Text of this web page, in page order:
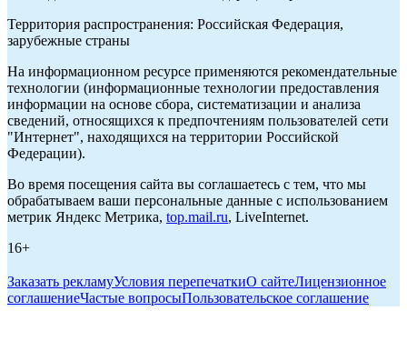
Территория распространения: Российская Федерация,
зарубежные страны
На информационном ресурсе применяются рекомендательные
технологии (информационные технологии предоставления
информации на основе сбора, систематизации и анализа
сведений, относящихся к предпочтениям пользователей сети
"Интернет", находящихся на территории Российской
Федерации).
Во время посещения сайта вы соглашаетесь с тем, что мы
обрабатываем ваши персональные данные с использованием
метрик Яндекс Метрика, top.mail.ru, LiveInternet.
16+
Заказать рекламуУсловия перепечаткиО сайтеЛицензионное
соглашениеЧастые вопросыПользовательское соглашение